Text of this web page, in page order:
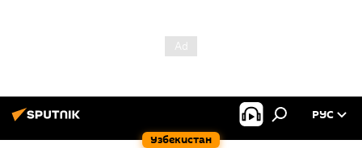
Узбекистан
РУС